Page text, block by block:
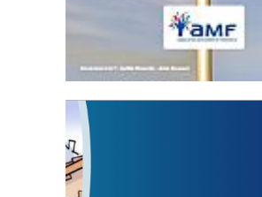
Statut de l’élu local
3 avril 2024
Mise à jour avril 2024 Latest
de...